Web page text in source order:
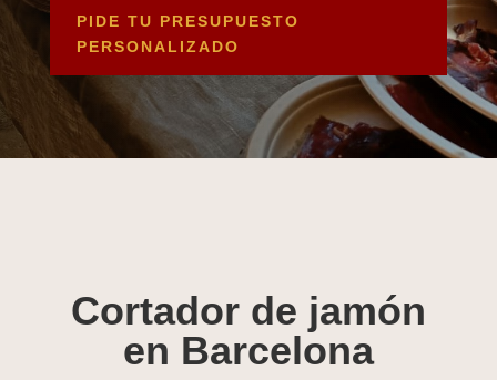
PIDE TU PRESUPUESTO
PERSONALIZADO
Cortador de jamón
en Barcelona